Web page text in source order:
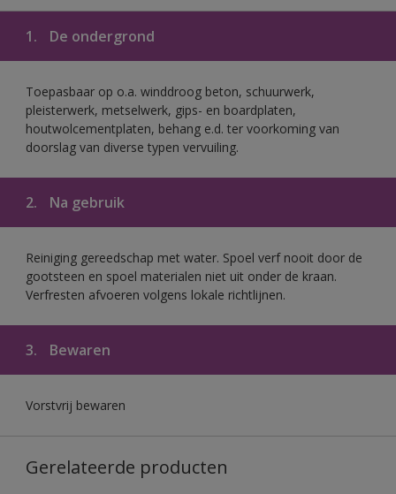
1. De ondergrond
Toepasbaar op o.a. winddroog beton, schuurwerk,
pleisterwerk, metselwerk, gips- en boardplaten,
houtwolcementplaten, behang e.d. ter voorkoming van
doorslag van diverse typen vervuiling.
2. Na gebruik
Reiniging gereedschap met water. Spoel verf nooit door de
gootsteen en spoel materialen niet uit onder de kraan.
Verfresten afvoeren volgens lokale richtlijnen.
3. Bewaren
Vorstvrij bewaren
Gerelateerde producten